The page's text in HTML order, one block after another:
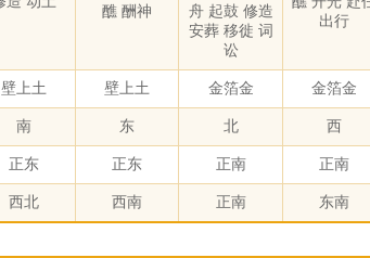
醮 酬神
舟 起鼓 修造
安葬 移徙 词
讼
出行
壁上土 壁上土 金箔金 金箔金
南 东 北 西
正东 正东 正南 正南
西北 西南 正南 东南